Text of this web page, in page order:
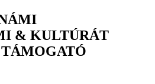
& KULTÚRÁT